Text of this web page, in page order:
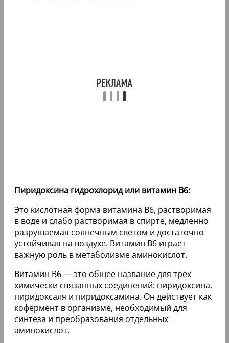
Пиридоксина гидрохлорид или витамин В6:
Это кислотная форма витамина В6, растворимая
в воде и слабо растворимая в спирте, медленно
разрушаемая солнечным светом и достаточно
устойчивая на воздухе. Витамин В6 играет
важную роль в метаболизме аминокислот.
Витамин B6 — это общее название для трех
химически связанных соединений: пиридоксина,
пиридоксаля и пиридоксамина. Он действует как
кофермент в организме, необходимый для
синтеза и преобразования отдельных
аминокислот.